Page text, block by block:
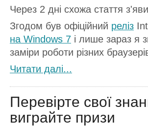
Через 2 дні схожа стаття
Згодом був офіційний реліз
на Windows 7 і лише зараз я
заміри роботи різних
Читати далi...
Перевірте свої
виграйте призи